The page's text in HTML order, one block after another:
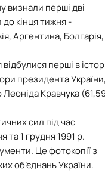
визнали перші дві
кінця тижня -
Аргентина, Болгарія,
перші в
президента
Кравчука
сил під час
1 грудня 1991 р.
Це фотокопії з
об’єднань України.